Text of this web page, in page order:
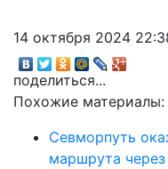
14 октября 2024
поделиться...
Похожие материалы:
Севморпуть
маршрута